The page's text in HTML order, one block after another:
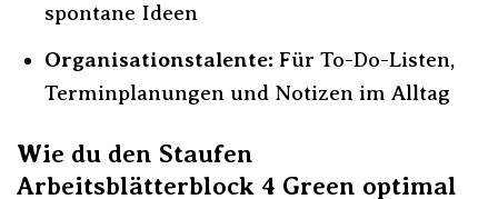
spontane Ideen
Organisationstalente: Für To-Do-Listen,
Terminplanungen und Notizen im Alltag
Wie du den Staufen
Arbeitsblätterblock 4 Green optimal